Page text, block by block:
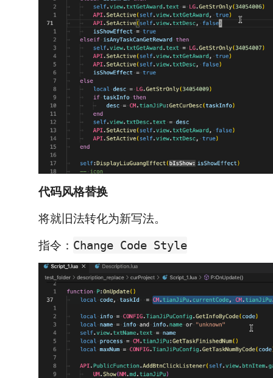
代码风格替换
将就旧法转化为新写法。
指令： Change Code Style